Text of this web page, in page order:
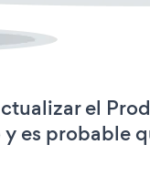
el
es probable